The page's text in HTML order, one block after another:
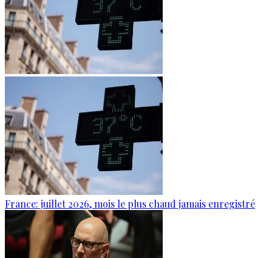
France: juillet 2026, mois le plus chaud jamais enregistré